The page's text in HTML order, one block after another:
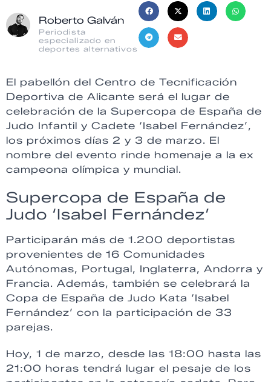
Roberto Galván
Periodista
especializado en
deportes alternativos
El pabellón del Centro de Tecnificación
Deportiva de Alicante será el lugar de
celebración de la Supercopa de España de
Judo Infantil y Cadete ‘Isabel Fernández’,
los próximos días 2 y 3 de marzo. El
nombre del evento rinde homenaje a la ex
campeona olímpica y mundial.
Supercopa de España de
Judo ‘Isabel Fernández’
Participarán más de 1.200 deportistas
provenientes de 16 Comunidades
Autónomas, Portugal, Inglaterra, Andorra y
Francia. Además, también se celebrará la
Copa de España de Judo Kata ‘Isabel
Fernández’ con la participación de 33
parejas.
Hoy, 1 de marzo, desde las 18:00 hasta las
21:00 horas tendrá lugar el pesaje de los